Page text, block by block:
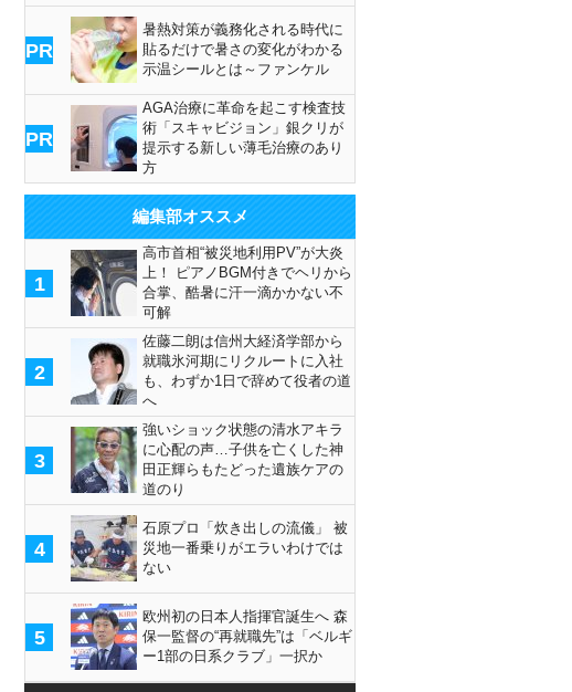
PR
暑熱対策が義務化される時代に
貼るだけで暑さの変化がわかる
示温シールとは～ファンケル
PR
AGA治療に革命を起こす検査技
術「スキャビジョン」銀クリが
提示する新しい薄毛治療のあり
方
編集部オススメ
1
高市首相“被災地利用PV”が大炎
上！ ピアノBGM付きでヘリから
合掌、酷暑に汗一滴かかない不
可解
2
佐藤二朗は信州大経済学部から
就職氷河期にリクルートに入社
も、わずか1日で辞めて役者の道
へ
3
強いショック状態の清水アキラ
に心配の声…子供を亡くした神
田正輝らもたどった遺族ケアの
道のり
4
石原プロ「炊き出しの流儀」 被
災地一番乗りがエラいわけでは
ない
5
欧州初の日本人指揮官誕生へ 森
保一監督の“再就職先”は「ベルギ
ー1部の日系クラブ」一択か